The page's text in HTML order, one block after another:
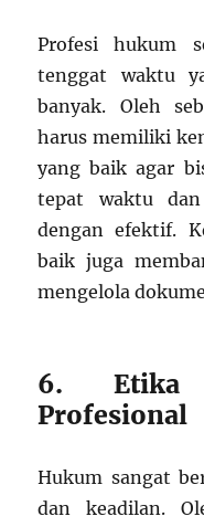
Profesi hukum
tenggat waktu
banyak. Oleh
harus memiliki
yang baik agar
tepat waktu
dengan efektif.
baik juga
mengelola
6. Etika
Profesional
Hukum sangat
dan keadilan.